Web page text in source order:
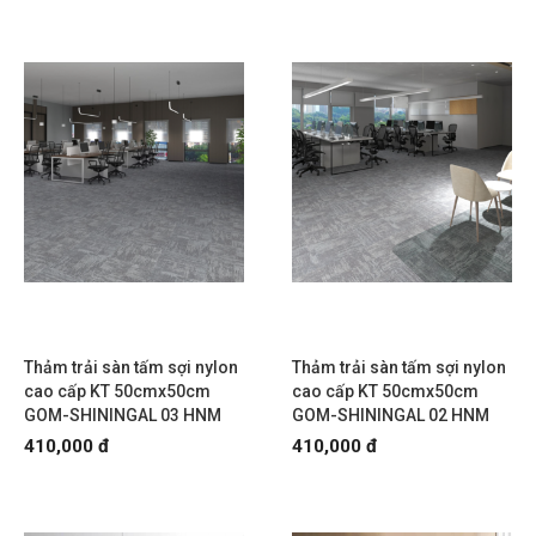
Thảm trải sàn tấm sợi nylon
cao cấp KT 50cmx50cm
GOM-SHININGAL 03 HNM
410,000 đ
Thảm trải sàn tấm sợi nylon
cao cấp KT 50cmx50cm
GOM-SHININGAL 02 HNM
410,000 đ